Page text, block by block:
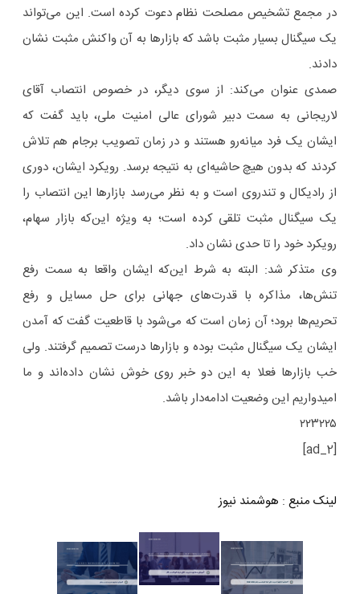
در مجمع تشخیص مصلحت نظام دعوت کرده است. این می‌تواند
یک سیگنال بسیار مثبت باشد که بازارها به آن واکنش مثبت نشان
دادند.
صمدی عنوان می‌کند: از سوی دیگر، در خصوص انتصاب آقای
لاریجانی به سمت دبیر شورای عالی امنیت ملی، باید گفت که
ایشان یک فرد میانه‌رو هستند و در زمان تصویب برجام هم تلاش
کردند که بدون هیچ حاشیه‌ای به نتیجه برسد. رویکرد ایشان، دوری
از رادیکال و تندروی است و به نظر می‌رسد بازارها این انتصاب را
یک سیگنال مثبت تلقی کرده است؛ به ویژه این‌که بازار سهام،
رویکرد خود را تا حدی نشان داد.
وی متذکر شد: البته به شرط این‌که ایشان واقعا به سمت رفع
تنش‌ها، مذاکره با قدرت‌های جهانی برای حل مسایل و رفع
تحریم‌ها برود؛ آن زمان است که می‌شود با قاطعیت گفت که آمدن
ایشان یک سیگنال مثبت بوده و بازارها درست تصمیم گرفتند. ولی
خب بازارها فعلا به این دو خبر روی خوش نشان داده‌اند و ما
امیدواریم این وضعیت ادامه‌دار باشد.
۲۲۳۲۲۵
[ad_2]
لینک منبع : هوشمند نیوز